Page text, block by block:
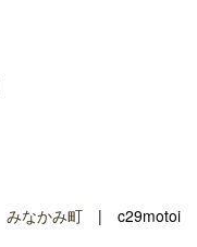
みなかみ町 | c29motoi